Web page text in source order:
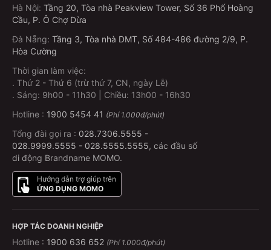
Hà Nội: Tầng 20, Tòa nhà Peakview Tower, Số 36 Phố Hoàng
Cầu, P. Ô Chợ Dừa
Đà Nẵng: Tầng 3, Tòa nhà DMT, Số 484-486 đường 2/9, P.
Hòa Cường
Thời gian làm việc:
. Thứ 2 - Thứ 6 (trừ thứ 7, CN, ngày Lễ)
. Sáng: 9h00 - 11h30 | Chiều: 13h00 - 16h30
Hotline : 1900 5454 41 (Phí 1.000đ/phút)
Tổng đài gọi ra : 028.7306.5555 -
028.9999.5555 - 028.5555.5555, các đầu số
di động Brandname MOMO.
Hướng dẫn trợ giúp trên
ỨNG DỤNG MOMO
HỢP TÁC DOANH NGHIỆP
Hotline : 1900 636 652 (Phí 1.000đ/phút)